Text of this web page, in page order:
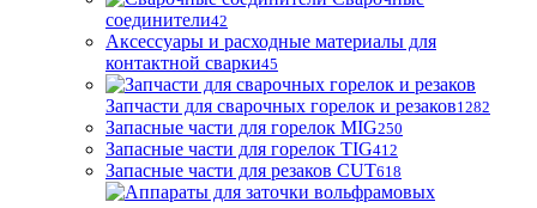
соединители42
Аксессуары и расходные материалы для
контактной сварки45
Запчасти для сварочных горелок и резаков1282
Запасные части для горелок MIG250
Запасные части для горелок TIG412
Запасные части для резаков CUT618